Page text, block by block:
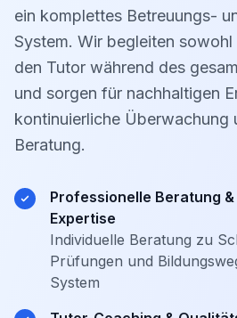
ein komplettes Betreuungs-
System. Wir begleiten sowohl
den Tutor während des
und sorgen für nachhaltigen
kontinuierliche Überwachung
Beratung.
Professionelle Beratung
Expertise
Individuelle Beratung zu
Prüfungen und
System